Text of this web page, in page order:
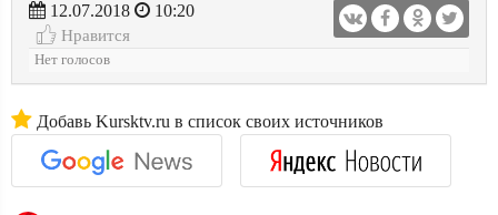
12.07.2018
10:20
Нравится
Нет голосов
Добавь Kursktv.ru в список своих источников